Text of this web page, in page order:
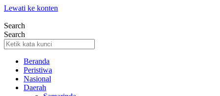
Lewati ke konten
Search
Search
Beranda
Peristiwa
Nasional
Daerah